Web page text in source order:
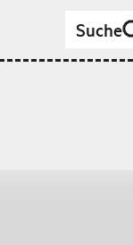
Suche